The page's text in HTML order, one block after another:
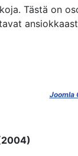
Tästä on
Joomla